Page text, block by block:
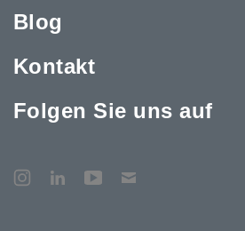
Blog
Kontakt
Folgen Sie uns auf